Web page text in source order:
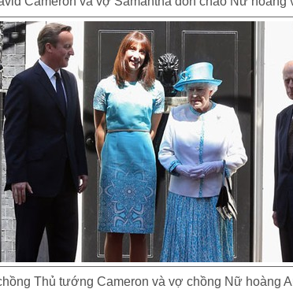
Thủ tướng Cameron và vợ chồng Nữ hoàng